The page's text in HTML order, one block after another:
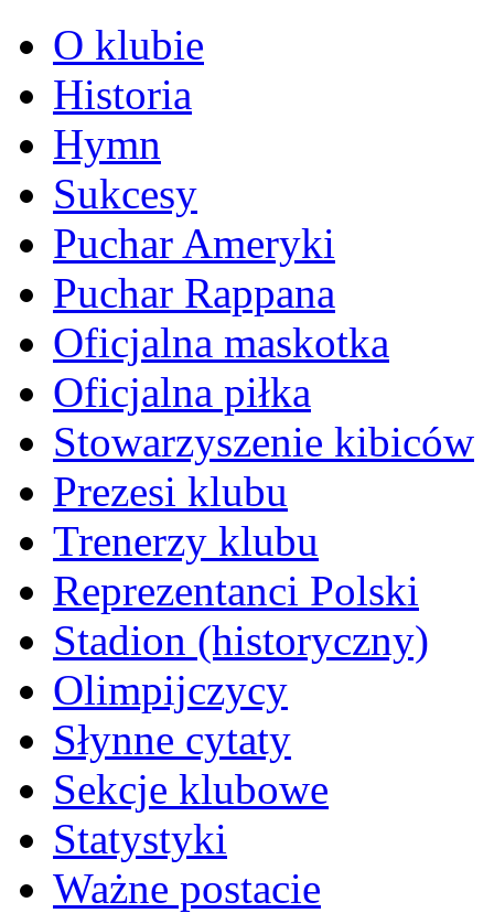
O klubie
Historia
Hymn
Sukcesy
Puchar Ameryki
Puchar Rappana
Oficjalna maskotka
Oficjalna piłka
Stowarzyszenie kibiców
Prezesi klubu
Trenerzy klubu
Reprezentanci Polski
Stadion (historyczny)
Olimpijczycy
Słynne cytaty
Sekcje klubowe
Statystyki
Ważne postacie